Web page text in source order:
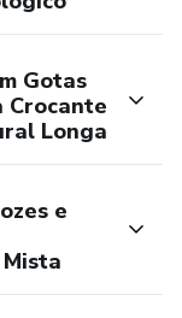
à mão, na
!!!
Gotas
Crocante
Longa
e